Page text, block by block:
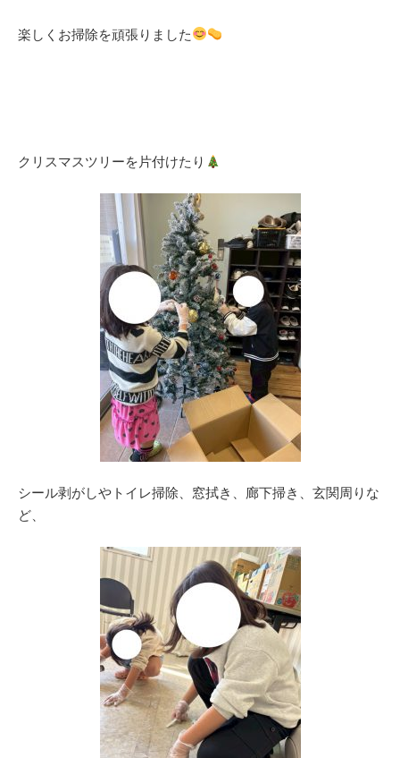
楽しくお掃除を頑張りました
クリスマスツリーを片付けたり
シール剥がしやトイレ掃除、窓拭き、廊下掃き、玄関周りな
ど、